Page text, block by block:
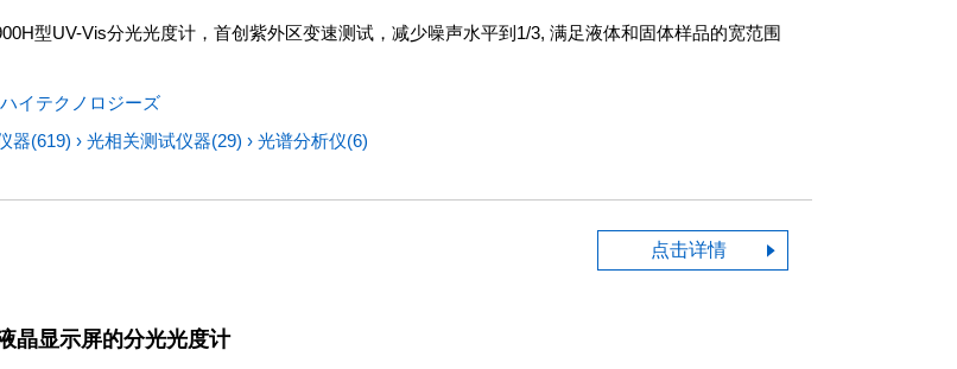
型UV-Vis分光光度计，首创紫外区变速测试，减少噪声水平到1/3, 满足液体和固体样品的宽范围
イテクノロジーズ
器(619) › 光相关测试仪器(29) › 光谱分析仪(6)
点击详情
晶显示屏的分光光度计